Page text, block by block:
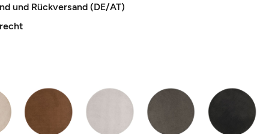
und Rückversand (DE/AT)